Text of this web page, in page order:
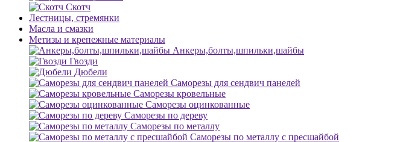
Скотч
Лестницы, стремянки
Масла и смазки
Метизы и крепежные материалы
Анкеры,болты,шпильки,шайбы
Гвозди
Дюбели
Саморезы для сендвич панелей
Саморезы кровельные
Саморезы оцинкованные
Саморезы по дереву
Саморезы по металлу
Саморезы по металлу с пресшайбой